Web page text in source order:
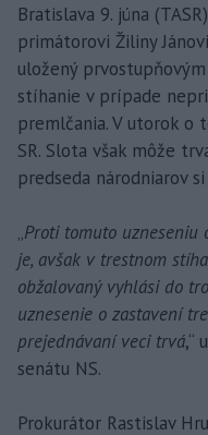
Bratislava 9. júna
primátorovi Žiliny
uložený
stíhanie v prípade
premlčania. V utorok o
SR. Slota však môže
predseda národniarov
„Proti tomuto
je, avšak v trestnom
obžalovaný vyhlási do
uznesenie o zastavení
prejednávaní veci trvá,“
senátu NS.
Prokurátor Rastislav